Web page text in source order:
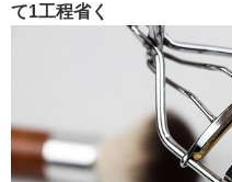
て1工程省く